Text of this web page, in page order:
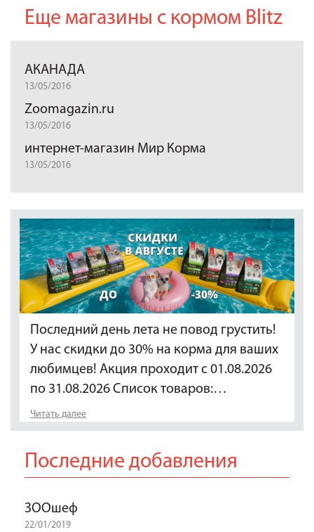
Еще магазины с кормом Blitz
АКАНАДА
13/05/2016
Zoomagazin.ru
13/05/2016
интернет-магазин Мир Корма
13/05/2016
Последний день лета не повод грустить!
У нас скидки до 30% на корма для ваших
любимцев! Акция проходит с 01.08.2026
по 31.08.2026 Список товаров:…
Читать далее
Последние добавления
ЗООшеф
22/01/2019